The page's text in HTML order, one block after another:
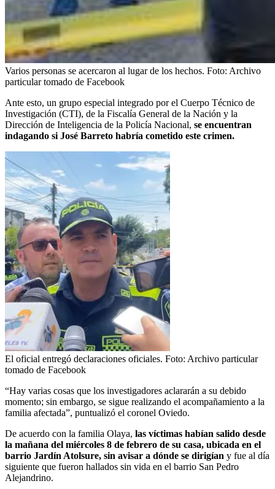
Varios personas se acercaron al lugar de los hechos. Foto: Archivo
particular tomado de Facebook
Ante esto, un grupo especial integrado por el Cuerpo Técnico de
Investigación (CTI), de la Fiscalía General de la Nación y la
Dirección de Inteligencia de la Policía Nacional, se encuentran
indagando si José Barreto habría cometido este crimen.
El oficial entregó declaraciones oficiales. Foto: Archivo particular
tomado de Facebook
“Hay varias cosas que los investigadores aclararán a su debido
momento; sin embargo, se sigue realizando el acompañamiento a la
familia afectada”, puntualizó el coronel Oviedo.
De acuerdo con la familia Olaya, las víctimas habían salido desde
la mañana del miércoles 8 de febrero de su casa, ubicada en el
barrio Jardín Atolsure, sin avisar a dónde se dirigían y fue al día
siguiente que fueron hallados sin vida en el barrio San Pedro
Alejandrino.